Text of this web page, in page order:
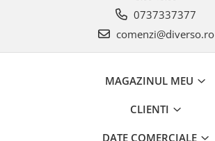
0737337377
comenzi@diverso.ro
MAGAZINUL MEU
CLIENTI
DATE COMERCIALE